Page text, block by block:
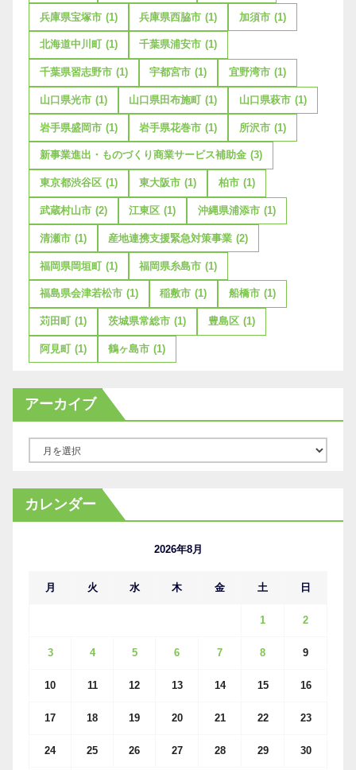
兵庫県宝塚市 (1) 兵庫県西脇市 (1) 加須市 (1)
北海道中川町 (1) 千葉県浦安市 (1)
千葉県習志野市 (1) 宇都宮市 (1) 宜野湾市 (1)
山口県光市 (1) 山口県田布施町 (1) 山口県萩市 (1)
岩手県盛岡市 (1) 岩手県花巻市 (1) 所沢市 (1)
新事業進出・ものづくり商業サービス補助金 (3)
東京都渋谷区 (1) 東大阪市 (1) 柏市 (1)
武蔵村山市 (2) 江東区 (1) 沖縄県浦添市 (1)
清瀬市 (1) 産地連携支援緊急対策事業 (2)
福岡県岡垣町 (1) 福岡県糸島市 (1)
福島県会津若松市 (1) 稲敷市 (1) 船橋市 (1)
苅田町 (1) 茨城県常総市 (1) 豊島区 (1)
阿見町 (1) 鶴ヶ島市 (1)
アーカイブ
カ
イ
カレンダー
2026年8月
月 火 水 木 金 土 日
1 2
3 4 5 6 7 8 9
10 11 12 13 14 15 16
17 18 19 20 21 22 23
24 25 26 27 28 29 30